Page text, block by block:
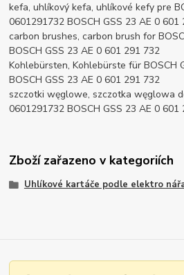
kefa, uhlíkový kefa, uhlíkové kefy pre
0601291732 BOSCH GSS 23 AE 0 601
carbon brushes, carbon brush for
BOSCH GSS 23 AE 0 601 291 732
Kohlebürsten, Kohlebürste für BOSCH
BOSCH GSS 23 AE 0 601 291 732
szczotki węglowe, szczotka węglowa
0601291732 BOSCH GSS 23 AE 0 601
Zboží zařazeno v kategoriích
Uhlíkové kartáče podle elektro